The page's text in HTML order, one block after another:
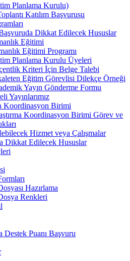
Planlama Kurulu)
Katılım Başvurusu
Dikkat Edilecek Hususlar
Eğitimi
Eğitimi Programı
Planlama Kurulu Üyeleri
Kriteri İçin Belge Talebi
Eğitim Görevlisi Dilekçe Örneği
Yayın Gönderme Formu
Yayınlarımız
Koordinasyon Birimi
Koordinasyon Birimi Görev ve
Hizmet veya Çalışmalar
Dikkat Edilecek Hususlar
Hazırlama
Renkleri
Destek Puanı Başvuru